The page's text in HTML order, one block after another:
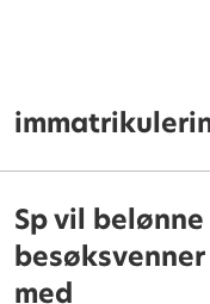
Sp vil belønne
besøksvenner
med